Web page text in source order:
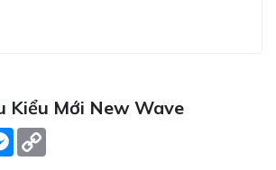
Kiểu Mới New Wave
Messenger